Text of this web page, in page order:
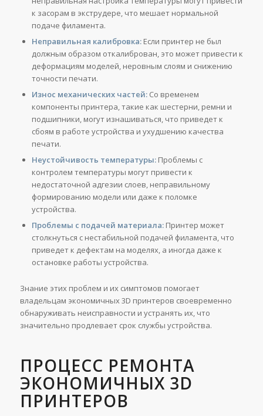
к засорам в экструдере, что мешает нормальной
подаче филамента.
Неправильная калибровка:Если принтер не был
должным образом откалиброван, это может привести к
деформациям моделей, неровным слоям и снижению
точности печати.
Износ механических частей:Со временем
компоненты принтера, такие как шестерни, ремни и
подшипники, могут изнашиваться, что приведет к
сбоям в работе устройства и ухудшению качества
печати.
Неустойчивость температуры:Проблемы с
контролем температуры могут привести к
недостаточной адгезии слоев, неправильному
формированию модели или даже к поломке
устройства.
Проблемы с подачей материала:Принтер может
столкнуться с нестабильной подачей филамента, что
приведет к дефектам на моделях, а иногда даже к
остановке работы устройства.
Знание этих проблем и их симптомов помогает
владельцам экономичных 3D принтеров своевременно
обнаруживать неисправности и устранять их, что
значительно продлевает срок службы устройства.
ПРОЦЕСС РЕМОНТА
ЭКОНОМИЧНЫХ 3D
ПРИНТЕРОВ